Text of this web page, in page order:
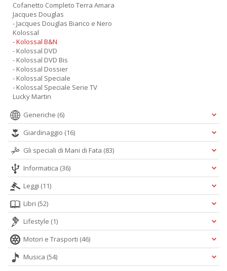
Cofanetto Completo Terra Amara
Jacques Douglas
- Jacques Douglas Bianco e Nero
Kolossal
- Kolossal B&N
- Kolossal DVD
- Kolossal DVD Bis
- Kolossal Dossier
- Kolossal Speciale
- Kolossal Speciale Serie TV
Lucky Martin
Generiche (6)
Giardinaggio (16)
Gli speciali di Mani di Fata (83)
Informatica (36)
Leggi (11)
Libri (52)
Lifestyle (1)
Motori e Trasporti (46)
Musica (54)